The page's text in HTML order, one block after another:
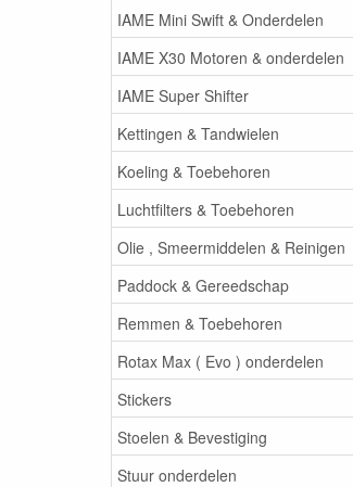
IAME Mini Swift & Onderdelen
IAME X30 Motoren & onderdelen
IAME Super Shifter
Kettingen & Tandwielen
Koeling & Toebehoren
Luchtfilters & Toebehoren
Olie , Smeermiddelen & Reinigen
Paddock & Gereedschap
Remmen & Toebehoren
Rotax Max ( Evo ) onderdelen
Stickers
Stoelen & Bevestiging
Stuur onderdelen